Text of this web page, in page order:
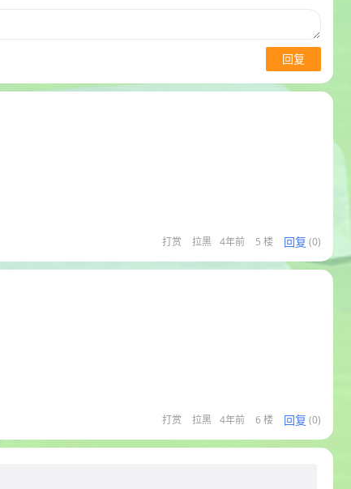
回复
打赏 拉黑 4年前 5 楼 回复 (0)
打赏 拉黑 4年前 6 楼 回复 (0)